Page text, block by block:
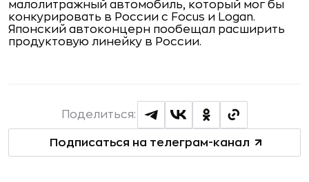
малолитражный автомобиль, который мог бы
конкурировать в России с Focus и Logan.
Японский автоконцерн пообещал расширить
продуктовую линейку в России.
Подписаться на телеграм-канал
Поделиться: